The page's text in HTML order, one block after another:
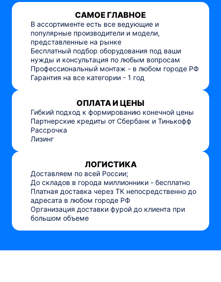
САМОЕ ГЛАВНОЕ
В ассортименте есть все ведующие и
популярные производители и модели,
представленные на рынке
Бесплатный подбор оборудования под ваши
нужды и консультация по любым вопросам
Профессиональный монтаж - в любом городе РФ
Гарантия на все категории - 1 год
ОПЛАТА И ЦЕНЫ
Гибкий подход к формированию конечной цены
Партнерские кредиты от Сбербанк и Тинькофф
Рассрочка
Лизинг
ЛОГИСТИКА
Доставляем по всей России;
До складов в города миллионники - бесплатно
Платная доставка через ТК непосредственно до
адресата в любом городе РФ
Организация доставки фурой до клиента при
большом объеме